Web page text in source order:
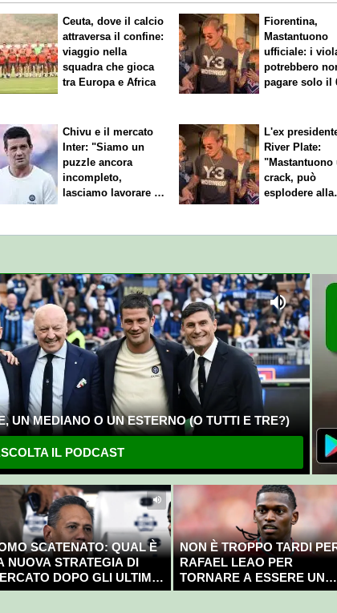
Ceuta, dove il calcio
attraversa il confine:
viaggio nella
squadra che gioca
tra Europa e Africa
Fiorentina,
Mastantuono
ufficiale: i
potrebbero
pagare solo il
Chivu e il mercato
Inter: "Siamo un
puzzle ancora
incompleto,
lasciamo lavorare i
L'ex
River Plate:
"Mastantuono
crack, può
esplodere alla
UN MEDIANO O UN ESTERNO (O TUTTI E TRE?)
IL PODCAST
SCATENATO: QUAL È
NUOVA STRATEGIA DI
DOPO GLI ULTIMI
NON È TROPPO TARDI
RAFAEL LEAO PER
TORNARE A ESSERE UN
CAMPIONE